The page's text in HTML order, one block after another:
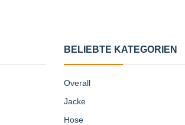
BELIEBTE KATEGORIEN
Overall
Jacke
Hose